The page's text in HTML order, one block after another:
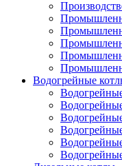
Водогрейные